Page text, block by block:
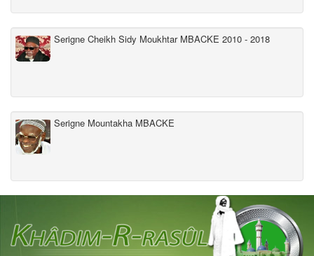
Serigne Cheikh Sidy Moukhtar MBACKE 2010 - 2018
Serigne Mountakha MBACKE